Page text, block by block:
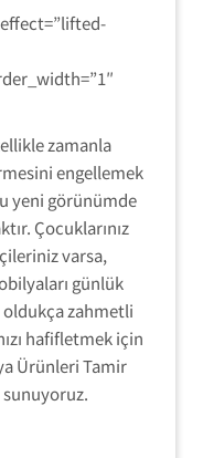
zamanla
engellemek
yeni görünümde
Çocuklarınız
varsa,
günlük
oldukça zahmetli
hafifletmek için
Ürünleri Tamir